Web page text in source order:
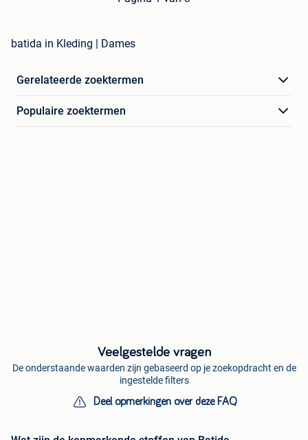
batida in Kleding | Dames
Gerelateerde zoektermen
Populaire zoektermen
Veelgestelde vragen
De onderstaande waarden zijn gebaseerd op je zoekopdracht en de
ingestelde filters
Deel opmerkingen over deze FAQ